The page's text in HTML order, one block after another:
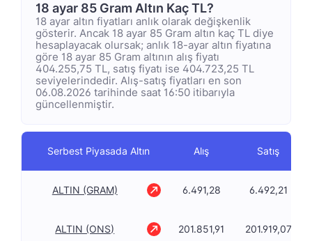
18 ayar 85 Gram Altın Kaç TL?
18 ayar altın fiyatları anlık olarak değişkenlik
gösterir. Ancak 18 ayar 85 Gram altın kaç TL diye
hesaplayacak olursak; anlık 18-ayar altın fiyatına
göre 18 ayar 85 Gram altının alış fiyatı
404.255,75 TL, satış fiyatı ise 404.723,25 TL
seviyelerindedir. Alış-satış fiyatları en son
06.08.2026 tarihinde saat 16:50 itibarıyla
güncellenmiştir.
Serbest Piyasada Altın Alış Satış
ALTIN (GRAM) 6.491,28 6.492,21
ALTIN (ONS) 201.851,91 201.919,07